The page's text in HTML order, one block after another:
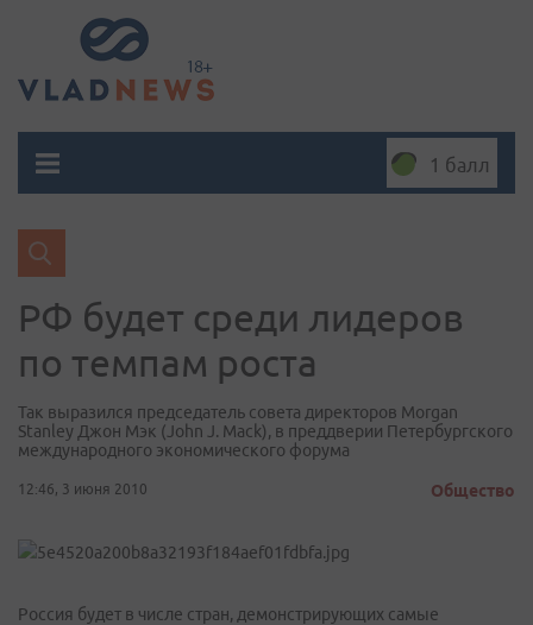
1 балл
РФ будет среди лидеров
по темпам роста
Так выразился председатель совета директоров Morgan
Stanley Джон Мэк (John J. Mack), в преддверии Петербургского
международного экономического форума
12:46, 3 июня 2010 Общество
Россия будет в числе стран, демонстрирующих самые